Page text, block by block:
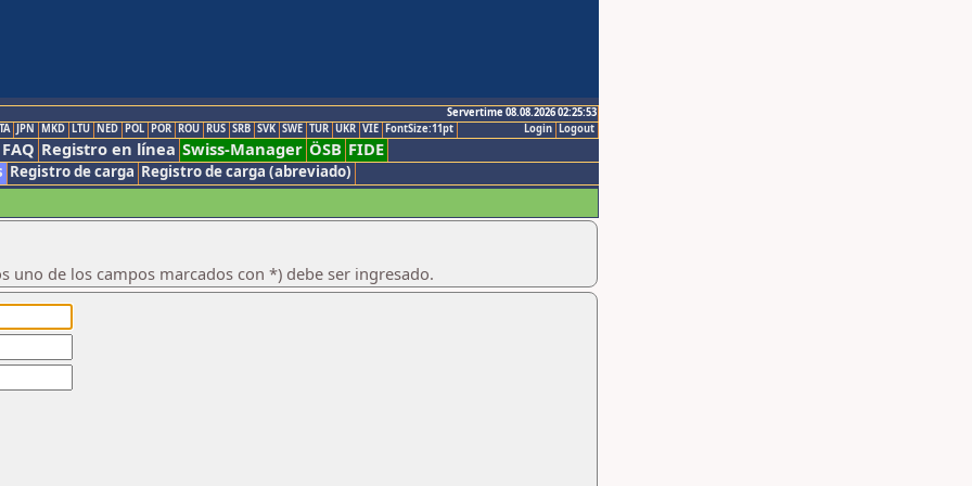
Servertime 08.08.2026 02:25:53
Logout
Login
JPN MKD LTU NED POL POR ROU RUS SRB SVK SWE TUR UKR VIE FontSize:11pt
FAQ Registro en línea Swiss-Manager ÖSB FIDE
Registro de carga Registro de carga (abreviado)
de los campos marcados con *) debe ser ingresado.